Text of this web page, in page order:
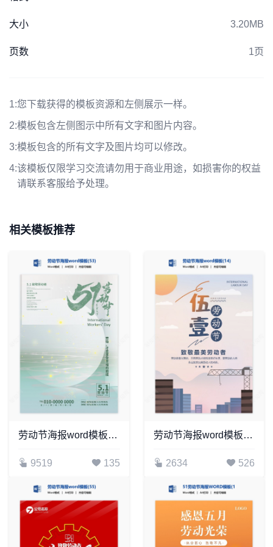
大小 3.20MB
页数 1页
1:您下载获得的模板资源和左侧展示一样。
2:模板包含左侧图示中所有文字和图片内容。
3:模板包含的所有文字及图片均可以修改。
4:该模板仅限学习交流请勿用于商业用途，如损害你的权益
请联系客服给予处理。
相关模板推荐
劳动节海报word模板(53)
9519 135
劳动节海报word模板(14)
2634 526